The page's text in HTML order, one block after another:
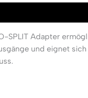
SPLIT Adapter
und eignet